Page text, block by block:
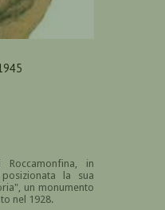
Roccamonfina, in
la sua
un monumento
nel 1928.